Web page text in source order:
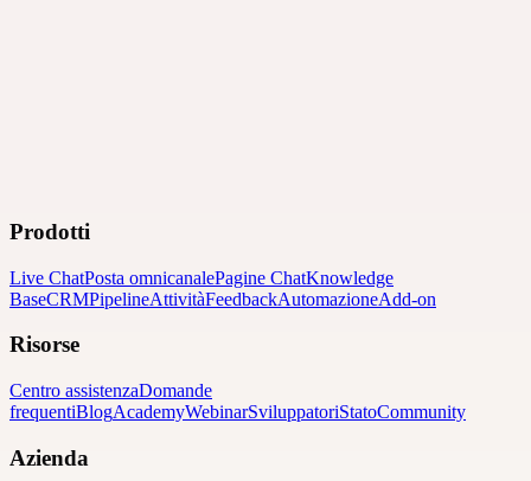
Prodotti
Live ChatPosta omnicanalePagine ChatKnowledge
BaseCRMPipelineAttivitàFeedbackAutomazioneAdd-on
Risorse
Centro assistenzaDomande
frequentiBlogAcademyWebinarSviluppatoriStatoCommunity
Azienda